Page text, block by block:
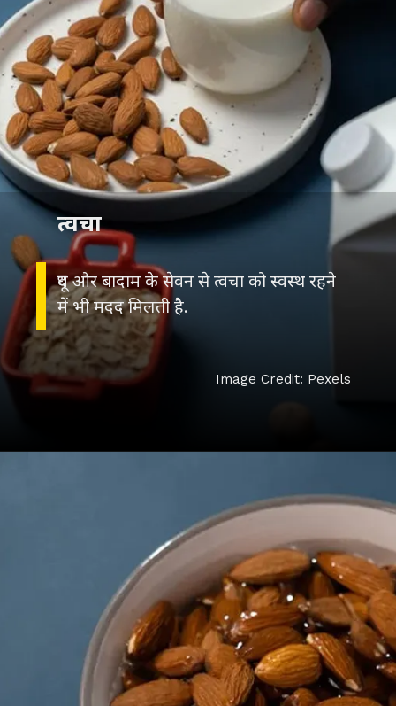
दूध और बादाम के सेवन से त्वचा को स्वस्थ रहने
में भी मदद मिलती है.
त्वचा
Image Credit: Pexels